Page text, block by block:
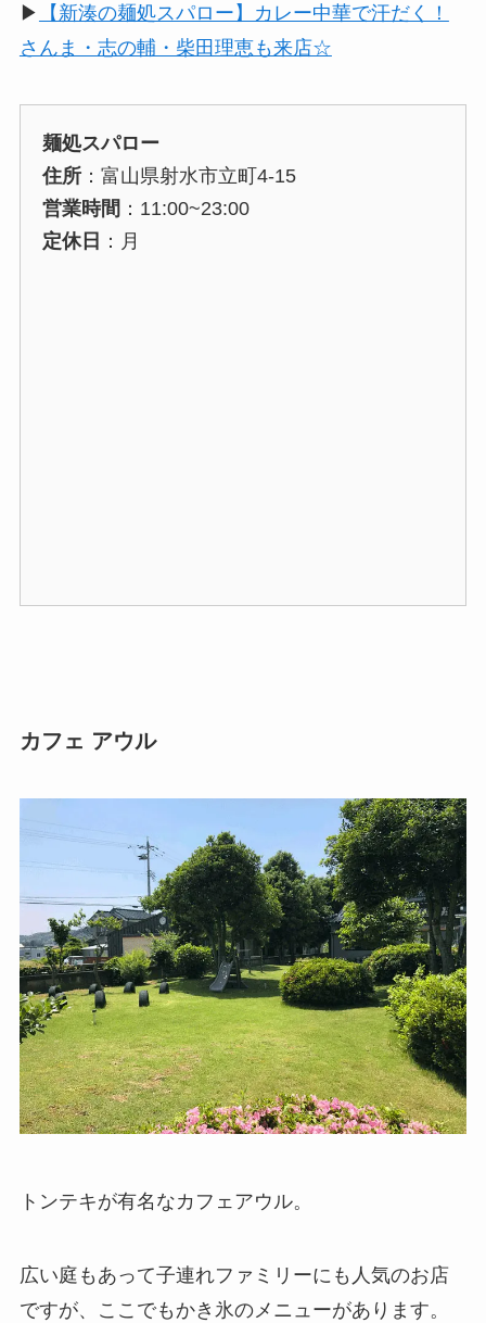
▶︎
【新湊の麺処スパロー】カレー中華で汗だく！
さんま・志の輔・柴田理恵も来店☆
麺処スパロー
住所：富山県射水市立町4-15
営業時間 ：11:00~23:00
定休日 ：月
カフェ アウル
トンテキが有名なカフェアウル。
広い庭もあって子連れファミリーにも人気のお店
ですが、ここでもかき氷のメニューがあります。